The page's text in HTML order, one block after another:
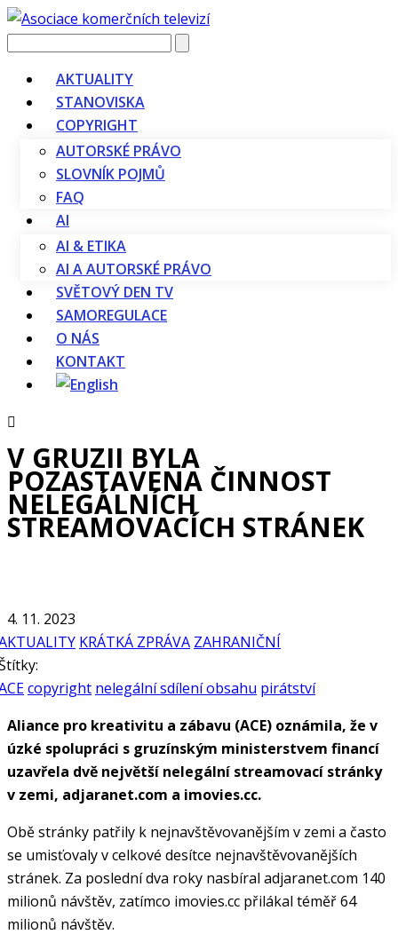
Vyhledávání
AKTUALITY
STANOVISKA
COPYRIGHT
AUTORSKÉ PRÁVO
SLOVNÍK POJMŮ
FAQ
AI
AI & ETIKA
AI A AUTORSKÉ PRÁVO
SVĚTOVÝ DEN TV
SAMOREGULACE
O NÁS
KONTAKT
V GRUZII BYLA
POZASTAVENA ČINNOST
NELEGÁLNÍCH
STREAMOVACÍCH STRÁNEK
4. 11. 2023
KRÁTKÁ ZPRÁVA ZAHRANIČNÍ
copyright nelegální sdílení obsahu pirátství
Aliance pro kreativitu a zábavu (ACE) oznámila, že v
úzké spolupráci s gruzínským ministerstvem financí
uzavřela dvě největší nelegální streamovací stránky
v zemi, adjaranet.com a imovies.cc.
Obě stránky patřily k nejnavštěvovanějším v zemi a často
se umisťovaly v celkové desítce nejnavštěvovanějších
stránek. Za poslední dva roky nasbíral adjaranet.com 140
milionů návštěv, zatímco imovies.cc přilákal téměř 64
milionů návštěv.